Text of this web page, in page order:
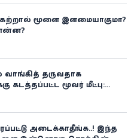
மூளை இளமையாகுமா?
தருவதாக
கடத்தப்பட்ட மூவர் மீட்பு:
அடைக்காதீங்க..! இந்த